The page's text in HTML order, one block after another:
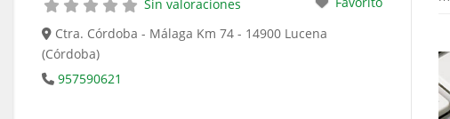
Sin valoraciones
Ctra. Córdoba - Málaga Km 74 - 14900 Lucena
(Córdoba)
957590621